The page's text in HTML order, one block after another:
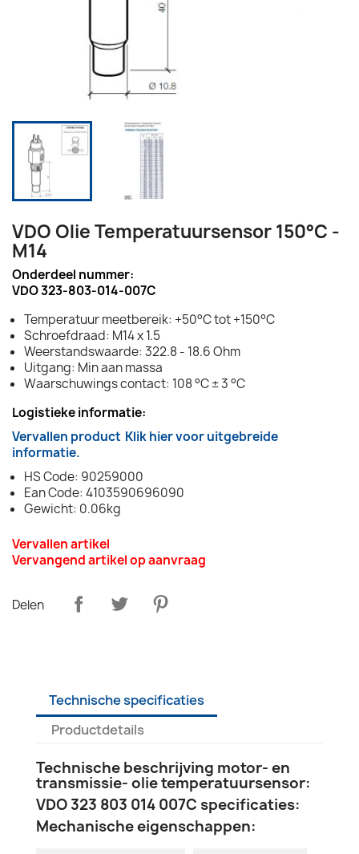
VDO Olie Temperatuursensor 150°C -
M14
Onderdeel nummer:
VDO 323-803-014-007C
Temperatuur meetbereik: +50°C tot +150°C
Schroefdraad: M14 x 1.5
Weerstandswaarde: 322.8 - 18.6 Ohm
Uitgang: Min aan massa
Waarschuwings contact: 108 °C ± 3 °C
Logistieke informatie:
Vervallen product Klik hier voor uitgebreide
informatie.
HS Code: 90259000
Ean Code: 4103590696090
Gewicht: 0.06kg
Vervallen artikel
Vervangend artikel op aanvraag
Delen
Technische specificaties
Productdetails
Technische beschrijving motor- en
transmissie- olie temperatuursensor:
VDO 323 803 014 007C specificaties:
Mechanische eigenschappen: